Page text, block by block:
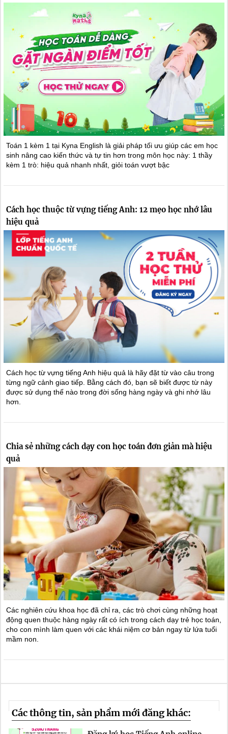
Toán 1 kèm 1 tại Kyna English là giải pháp tối ưu giúp các em học
sinh nâng cao kiến thức và tự tin hơn trong môn học này: 1 thầy
kèm 1 trò: hiệu quả nhanh nhất, giỏi toán vượt bậc
Cách học thuộc từ vựng tiếng Anh: 12 mẹo học nhớ lâu
hiệu quả
Cách học từ vựng tiếng Anh hiệu quả là hãy đặt từ vào câu trong
từng ngữ cảnh giao tiếp. Bằng cách đó, bạn sẽ biết được từ này
được sử dụng thế nào trong đời sống hàng ngày và ghi nhớ lâu
hơn.
Chia sẻ những cách dạy con học toán đơn giản mà hiệu
quả
Các nghiên cứu khoa học đã chỉ ra, các trò chơi cùng những hoạt
động quen thuộc hàng ngày rất có ích trong cách dạy trẻ học toán,
cho con mình làm quen với các khái niệm cơ bản ngay từ lứa tuổi
mầm non.
Các thông tin, sản phẩm mới đăng khác: